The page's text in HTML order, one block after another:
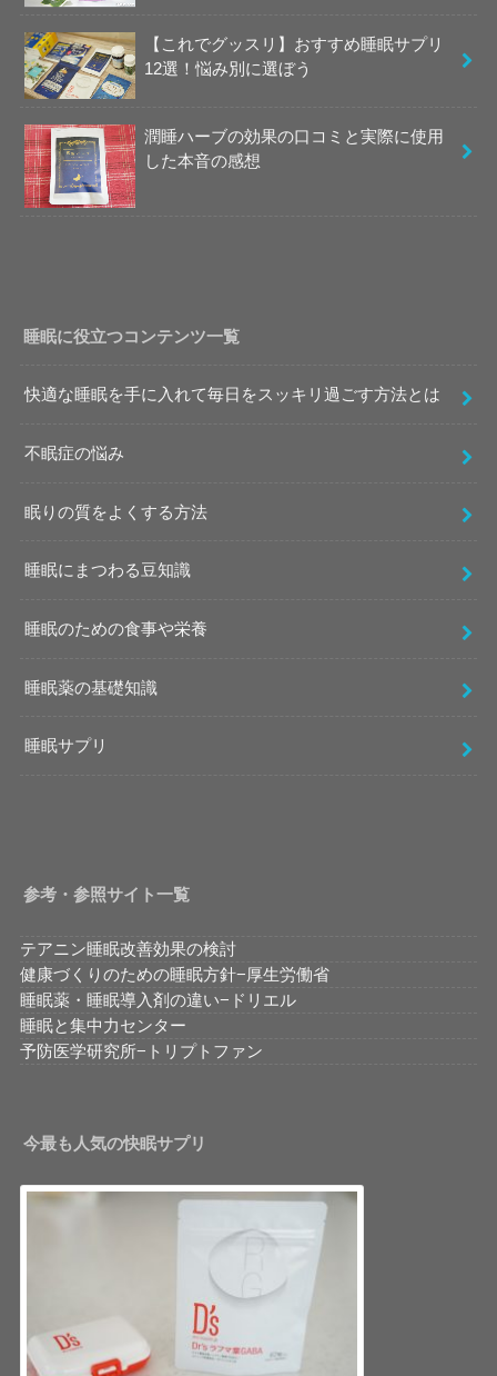
【これでグッスリ】おすすめ睡眠サプリ
12選！悩み別に選ぼう
潤睡ハーブの効果の口コミと実際に使用
した本音の感想
睡眠に役立つコンテンツ一覧
快適な睡眠を手に入れて毎日をスッキリ過ごす方法とは
不眠症の悩み
眠りの質をよくする方法
睡眠にまつわる豆知識
睡眠のための食事や栄養
睡眠薬の基礎知識
睡眠サプリ
参考・参照サイト一覧
テアニン睡眠改善効果の検討
健康づくりのための睡眠方針−厚生労働省
睡眠薬・睡眠導入剤の違い−ドリエル
睡眠と集中力センター
予防医学研究所−トリプトファン
今最も人気の快眠サプリ